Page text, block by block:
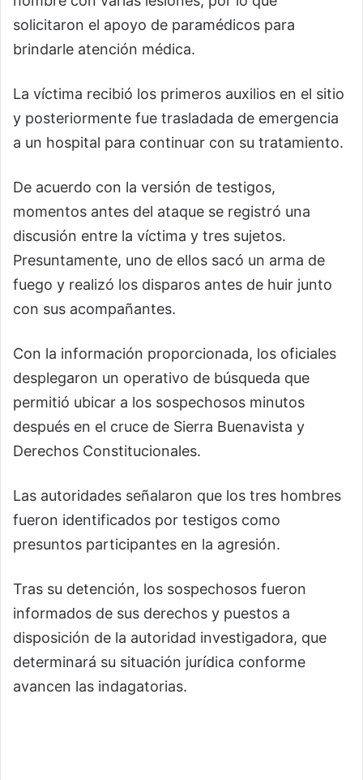
solicitaron el apoyo de paramédicos para
brindarle atención médica.
La víctima recibió los primeros auxilios en el sitio
y posteriormente fue trasladada de emergencia
a un hospital para continuar con su tratamiento.
De acuerdo con la versión de testigos,
momentos antes del ataque se registró una
discusión entre la víctima y tres sujetos.
Presuntamente, uno de ellos sacó un arma de
fuego y realizó los disparos antes de huir junto
con sus acompañantes.
Con la información proporcionada, los oficiales
desplegaron un operativo de búsqueda que
permitió ubicar a los sospechosos minutos
después en el cruce de Sierra Buenavista y
Derechos Constitucionales.
Las autoridades señalaron que los tres hombres
fueron identificados por testigos como
presuntos participantes en la agresión.
Tras su detención, los sospechosos fueron
informados de sus derechos y puestos a
disposición de la autoridad investigadora, que
determinará su situación jurídica conforme
avancen las indagatorias.